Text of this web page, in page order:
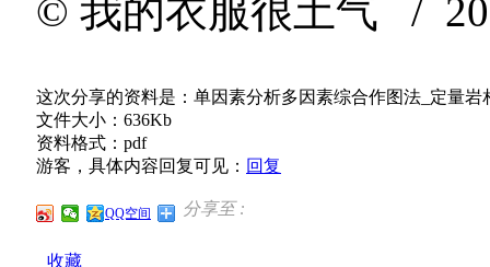
© 我的衣服很土气 /
这次分享的资料是：单因素分析多因素综合作图法_定量岩
文件大小：636Kb
资料格式：pdf
游客，具体内容回复可见： 回复
分享至 :
QQ空间
收藏